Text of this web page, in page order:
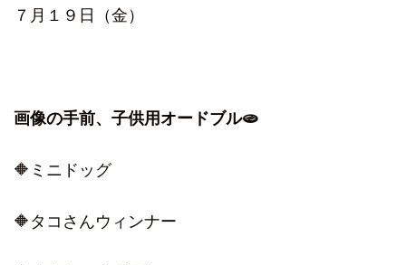
７月１９日（金）
画像の手前、子供用オードブル🫓
🔶ミニドッグ
🔶タコさんウィンナー